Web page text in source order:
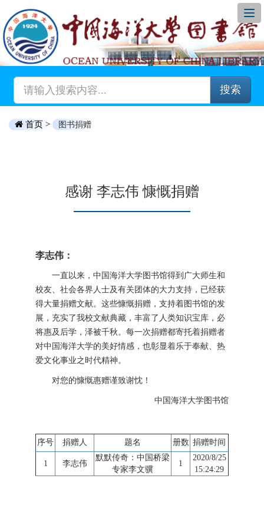
搜索
首页 > 图书捐赠
感谢 李志伟 慷慨捐赠
李志伟：
一直以来，中国海洋大学图书馆得到广大师生和
校友、社会各界人士及有关团体的大力支持，已经获
得大量捐赠文献。这些慷慨捐赠，支持着图书馆的发
展，充实了我校文献典藏，丰富了人类知识宝库，必
将惠及后学，泽被千秋。每一次捐赠都寄托着捐赠者
对中国海洋大学的美好情感，也彰显着乐于奉献、热
爱文化事业之时代精神。
对您的慷慨惠赠谨致谢忱！
中国海洋大学图书馆
序号 捐赠人 题名 册数 捐赠时间
1 李志伟
默默传奇：中国桥梁
专家李文骥
1
2020/8/25
15:24:29